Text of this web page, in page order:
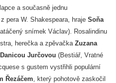
a současně jednu
pera W. Shakespeara, hrajeSoňa
snímek Václav). Rosalindinu
herečka a zpěvačkaZuzana
Danicou Jurčovou (Bestiář, Vratné
s gustem vystřihli populární
Řezáčem, který pohotově zaskočil